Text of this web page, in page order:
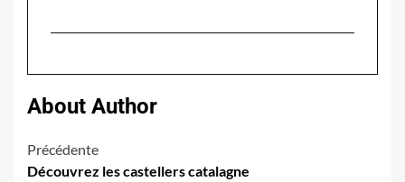
About Author
Navigation
Précédente
Découvrez les castellers catalagne